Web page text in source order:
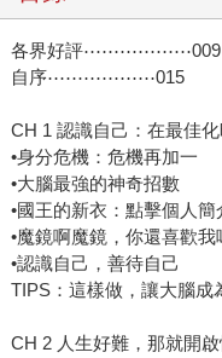
各界好評⋯⋯⋯⋯⋯⋯009
自序⋯⋯⋯⋯⋯⋯015
CH 1 認識自己：在最
•身分危機：危機再加一
•大腦最強的神奇招數
•國王的新衣：點擊個人簡
•魔鏡啊魔鏡，你還喜歡我
•認識自己，善待自己
TIPS：這樣做，讓大
CH 2 人生好難，那就